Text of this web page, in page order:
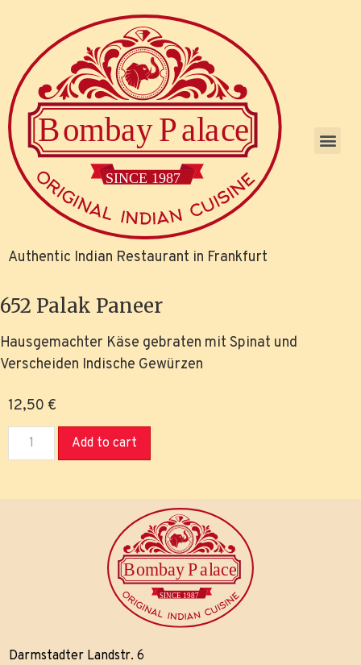
Authentic Indian Restaurant in Frankfurt
652 Palak Paneer
Hausgemachter Käse gebraten mit Spinat und
Verscheiden Indische Gewürzen
12,50 €
Add to cart
Darmstadter Landstr. 6